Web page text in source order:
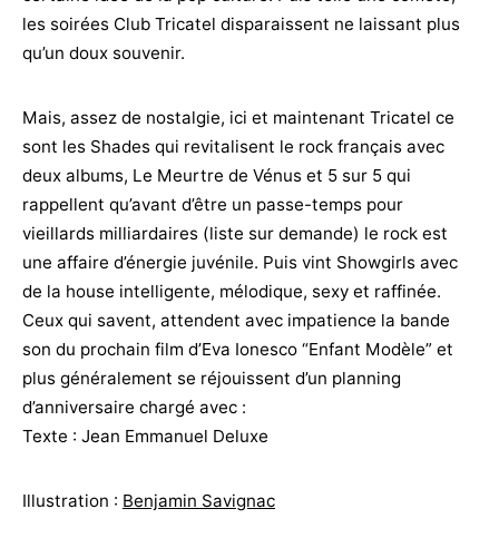
les soirées Club Tricatel disparaissent ne laissant plus
qu’un doux souvenir.
Mais, assez de nostalgie, ici et maintenant Tricatel ce
sont les Shades qui revitalisent le rock français avec
deux albums, Le Meurtre de Vénus et 5 sur 5 qui
rappellent qu’avant d’être un passe-temps pour
vieillards milliardaires (liste sur demande) le rock est
une affaire d’énergie juvénile. Puis vint Showgirls avec
de la house intelligente, mélodique, sexy et raffinée.
Ceux qui savent, attendent avec impatience la bande
son du prochain film d’Eva Ionesco “Enfant Modèle” et
plus généralement se réjouissent d’un planning
d’anniversaire chargé avec :
Texte : Jean Emmanuel Deluxe
Illustration : Benjamin Savignac